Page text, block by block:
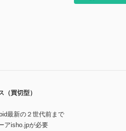
（買切型）
最新の２世代前まで
アisho.jpが必要